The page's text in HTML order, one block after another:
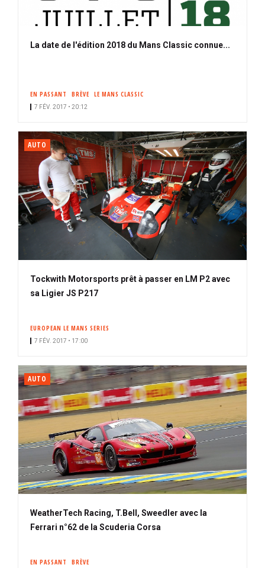
La date de l'édition 2018 du Mans Classic connue...
EN PASSANT BRÈVE LE MANS CLASSIC
7 FÉV. 2017 • 20:12
AUTO
Tockwith Motorsports prêt à passer en LM P2 avec
sa Ligier JS P217
EUROPEAN LE MANS SERIES
7 FÉV. 2017 • 17:00
AUTO
WeatherTech Racing, T.Bell, Sweedler avec la
Ferrari n°62 de la Scuderia Corsa
EN PASSANT BRÈVE